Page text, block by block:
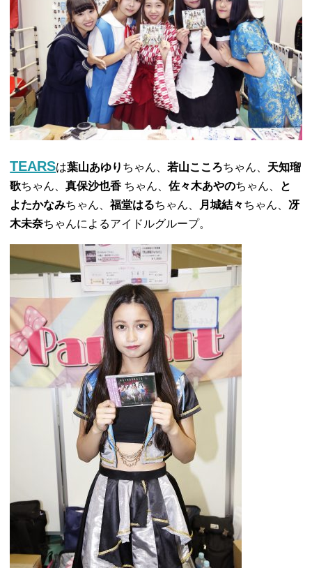
TEARSは葉山あゆり ちゃん、若山こころちゃん、 天知瑠
歌ちゃん、真保沙也香 ちゃん、佐々木あやのちゃん、
と
よたかなみちゃん、福堂はるちゃん、 月城結々ちゃん、冴
木未奈ちゃんによるアイドルグループ。